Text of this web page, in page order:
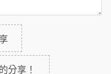
分享！